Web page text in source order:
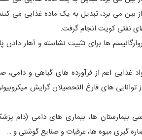
بین می برد، تبدیل به یک ماده غذایی می
نفتی کویت انجام گرفت.
ها برای تثبیت نشاسته و آهار دادن
غذایی اعم از فرآورده های گیاهی و دامی،
های فارغ التحصیلان گرایش
بیمارستان ها، بیماری های دامی (دام
گیری میوه ها، عرقیات و صنایع گوشتی و …